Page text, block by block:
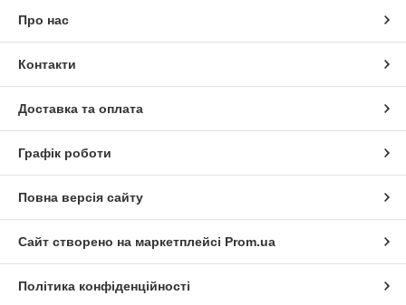
Про нас
Контакти
Доставка та оплата
Графік роботи
Повна версія сайту
Сайт створено на маркетплейсі Prom.ua
Політика конфіденційності